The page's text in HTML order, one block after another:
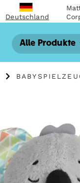
Deutschland
Alle Produkte